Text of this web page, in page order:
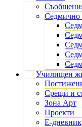
Седмично
Училищен
Срещи и
Зона Арт
Проекти
Е-дневник